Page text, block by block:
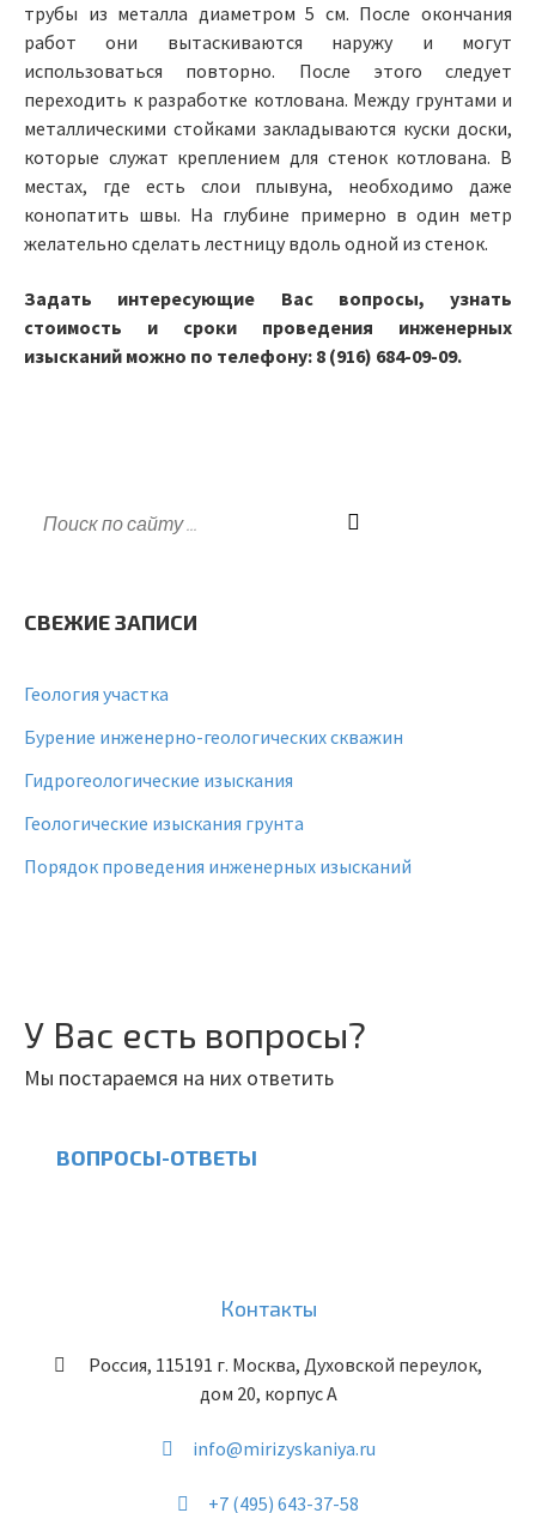
трубы из металла диаметром 5 см. После окончания
работ они вытаскиваются наружу и могут
использоваться повторно. После этого следует
переходить к разработке котлована. Между грунтами и
металлическими стойками закладываются куски доски,
которые служат креплением для стенок котлована. В
местах, где есть слои плывуна, необходимо даже
конопатить швы. На глубине примерно в один метр
желательно сделать лестницу вдоль одной из стенок.
Задать интересующие Вас вопросы, узнать
стоимость и сроки проведения инженерных
изысканий можно по телефону: 8 (916) 684-09-09.
СВЕЖИЕ ЗАПИСИ
Геология участка
Бурение инженерно-геологических скважин
Гидрогеологические изыскания
Геологические изыскания грунта
Порядок проведения инженерных изысканий
У Вас есть вопросы?
Мы постараемся на них ответить
ВОПРОСЫ-ОТВЕТЫ
Контакты
Россия, 115191 г. Москва, Духовской переулок,
дом 20, корпус А
info@mirizyskaniya.ru
+7 (495) 643-37-58